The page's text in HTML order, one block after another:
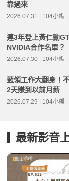
靠過來
2026.07.31 | 104小編
連3年登上黃仁勳
NVIDIA合作名單？
2026.07.30 | 104小編
藍領工作大翻身！
2天賺到以前月薪
2026.07.29 | 104小編
最新影音